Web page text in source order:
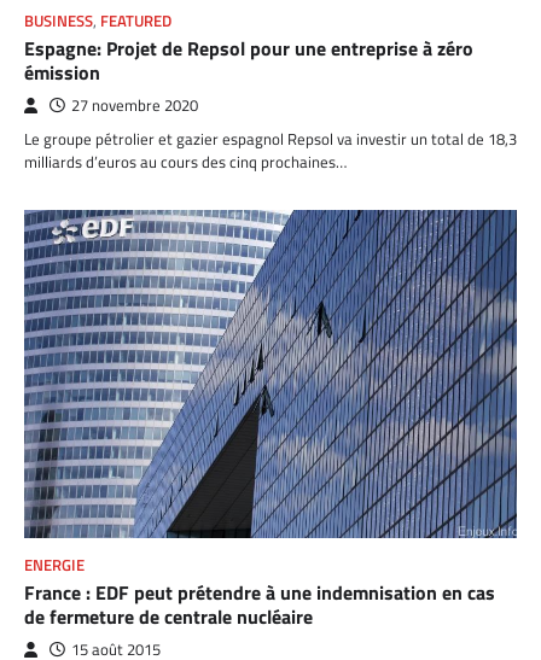
BUSINESS, FEATURED
Espagne: Projet de Repsol pour une entreprise à zéro
émission
27 novembre 2020
Le groupe pétrolier et gazier espagnol Repsol va investir un total de 18,3
milliards d’euros au cours des cinq prochaines…
ENERGIE
France : EDF peut prétendre à une indemnisation en cas
de fermeture de centrale nucléaire
15 août 2015